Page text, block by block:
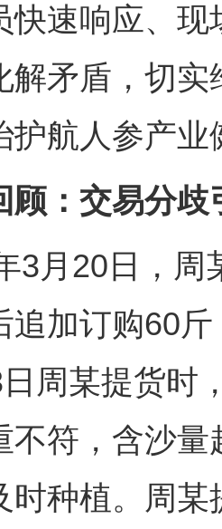
快速响应、现
解矛盾，切
护航人参产
：交易分歧
20日，周
追加订购60
周某提货时
不符，含沙
时种植。周